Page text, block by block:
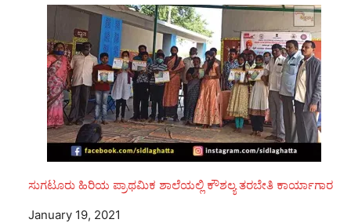
ಸುಗಟೂರು ಹಿರಿಯ ಪ್ರಾಥಮಿಕ ಶಾಲೆಯಲ್ಲಿ ಕೌಶಲ್ಯ ತರಬೇತಿ ಕಾರ್ಯಾಗಾರ
Date
January 19, 2021